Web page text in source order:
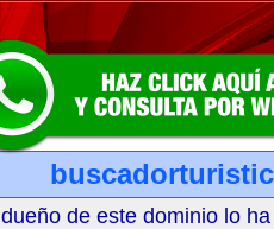
de este dominio lo